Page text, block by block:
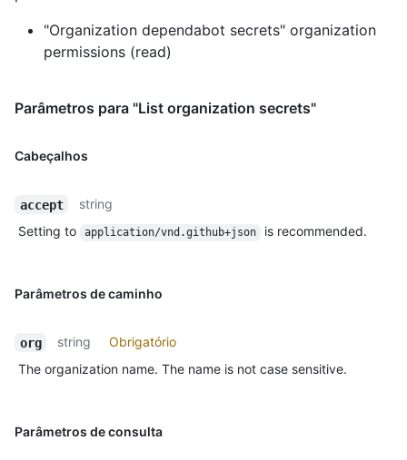
"Organization dependabot secrets" organization
permissions (read)
Parâmetros para "List organization secrets"
Cabeçalhos
accept
string
Setting to
application/vnd.github+json is recommended.
Parâmetros de caminho
org string
Obrigatório
The organization name. The name is not case sensitive.
Parâmetros de consulta